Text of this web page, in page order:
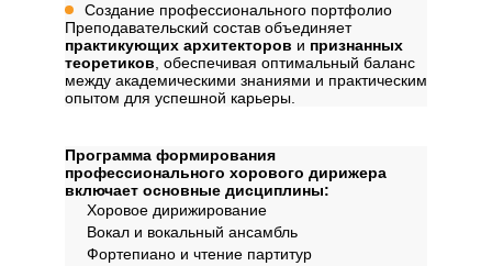
Создание профессионального портфолио
Преподавательский состав объединяет
практикующих архитекторов и признанных
теоретиков , обеспечивая оптимальный баланс
между академическими знаниями и практическим
опытом для успешной карьеры.
Программа формирования
профессионального хорового дирижера
включает основные дисциплины:
Хоровое дирижирование
Вокал и вокальный ансамбль
Фортепиано и чтение партитур